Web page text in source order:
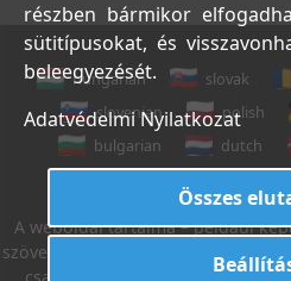
hungarian slovak
slovenian
polish
bulgarian
dutch
A weboldal tartalma – például
szövegek, stb. – Leveleki Miklós
részben bármikor
sütitípusokat, és
beleegyezését.
Adatvédelmi Nyilatkozat
Összes